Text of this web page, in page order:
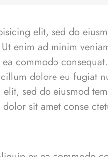
elit, sed do
enim ad minim
commodo
dolore eu fugiat
sed do eiusmod
sit amet conse